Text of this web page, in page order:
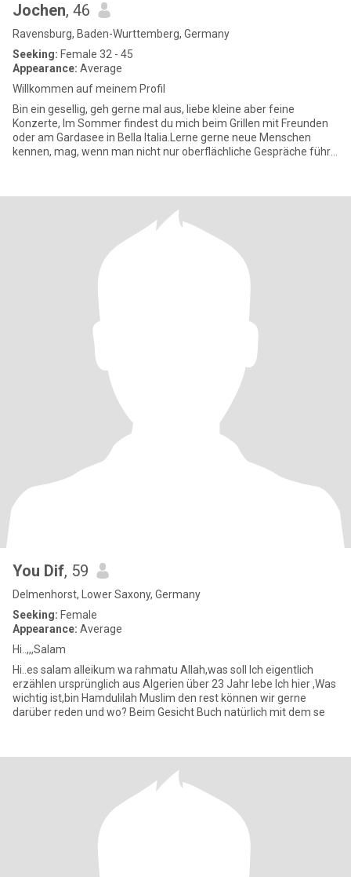
Jochen, 46
Ravensburg, Baden-Wurttemberg, Germany
Seeking: Female 32 - 45
Appearance: Average
Willkommen auf meinem Profil
Bin ein gesellig, geh gerne mal aus, liebe kleine aber feine
Konzerte, Im Sommer findest du mich beim Grillen mit Freunden
oder am Gardasee in Bella Italia.Lerne gerne neue Menschen
kennen, mag, wenn man nicht nur oberflächliche Gespräche führt,
You Dif, 59
Delmenhorst, Lower Saxony, Germany
Seeking: Female
Appearance: Average
Hi..,,,Salam
Hi..es salam alleikum wa rahmatu Allah,was soll Ich eigentlich
erzählen ursprünglich aus Algerien über 23 Jahr lebe Ich hier ,Was
wichtig ist,bin Hamdulilah Muslim den rest können wir gerne
darüber reden und wo? Beim Gesicht Buch natürlich mit dem se